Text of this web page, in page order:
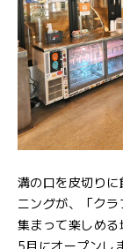
溝の口を皮切り
ニングが、「ク
集まって楽しめ
5月にオープンし